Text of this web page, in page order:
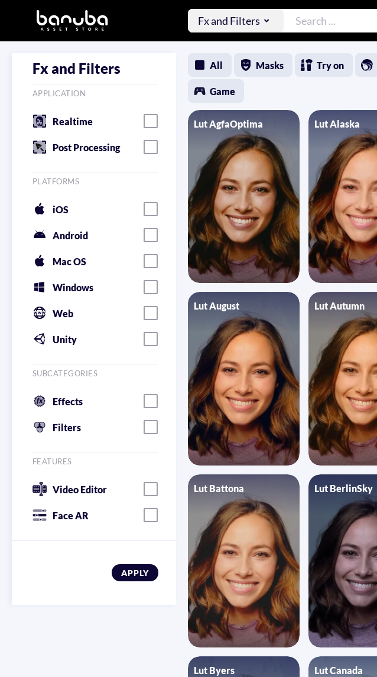
Fx and Filters
Fx and Filters
APPLICATION
Realtime
Post Processing
PLATFORMS
iOS
Android
Mac OS
Windows
Web
Unity
SUBCATEGORIES
Effects
Filters
FEATURES
Video Editor
Face AR
APPLY
All Masks Try on
Game
Lut AgfaOptima Lut Alaska
Lut August Lut Autumn
Lut Battona Lut BerlinSky
Lut Byers Lut Canada